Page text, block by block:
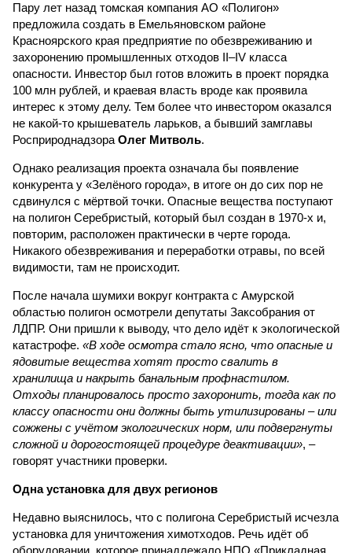
Пару лет назад томская компания АО «Полигон»
предложила создать в Емельяновском районе
Красноярского края предприятие по обезвреживанию и
захоронению промышленных отходов II–IV класса
опасности. Инвестор был готов вложить в проект порядка
100 млн руб­лей, и краевая власть вроде как проявила
интерес к этому делу. Тем более что инвестором оказался
не какой-то крышеватель ларьков, а бывший замглавы
Росприроднадзора Олег Митволь.
Однако реализация проекта означала бы появление
конкурента у «Зелёного города», в итоге он до сих пор не
сдвинулся с мёртвой точки. Опасные вещества поступают
на полигон Серебристый, который был создан в 1970-х и,
повторим, расположен практически в черте города.
Никакого обезвреживания и переработки отравы, по всей
видимости, там не происходит.
После начала шумихи вокруг контракта с Амурской
областью полигон осмотрели депутаты Заксобрания от
ЛДПР. Они пришли к выводу, что дело идёт к экологической
катастрофе. «В ходе осмотра стало ясно, что опасные и
ядовитые вещества хотят просто свалить в
хранилища и накрыть банальным профнастилом.
Отходы планировалось просто захоронить, тогда как по
классу опасности они должны быть утилизированы – или
сожжены с учётом экологических норм, или подвергнуты
сложной и дорогостоящей процедуре деактивации», –
говорят участники проверки.
Одна установка для двух регионов
Недавно выяснилось, что с полигона Серебристый исчезла
установка для уничтожения химотходов. Речь идёт об
оборудовании, которое принадлежало НПО «Прикладная